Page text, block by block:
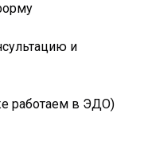
и
работаем в ЭДО)